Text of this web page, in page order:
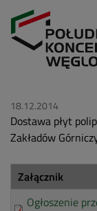
18.12.2014
Dostawa płyt
Zakładów
Załącznik
Ogłoszenie